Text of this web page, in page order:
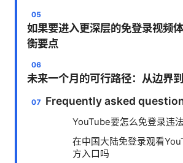
如果要进入更深层的免登录视频
衡要点
未来一个月的可行路径：从边界
Frequently asked
YouTube要怎么免登录违
在中国大陆免登录观看
方入口吗